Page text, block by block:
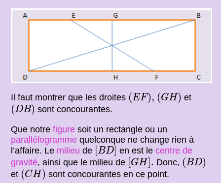
Il faut montrer que les droites (EF),
( EF), (GH)
(GH) et
(DB)
(DB) sont concourantes.
Que notrefigure soit un rectangle ou un
parallélogramme quelconque ne change rien à
l’affaire. Le milieu de [BD]
[BD] en est lecentre de
gravité, ainsi que le milieu de [GH].
[GH]. Donc, (BD)
(BD)
et (CH)
(CH) sont concourantes en ce point.